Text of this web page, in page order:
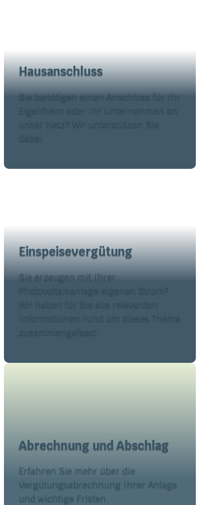
Hausanschluss
Sie benötigen einen Anschluss für Ihr
Eigenheim oder Ihr Unternehmen an
unser Netz? Wir unterstützen Sie
dabei.
Einspeisevergütung
Sie erzeugen mit Ihrer
Photovoltaikanlage eigenen Strom?
Wir haben für Sie alle relevanten
Informationen rund um dieses Thema
zusammengefasst.
Abrechnung und Abschlag
Erfahren Sie mehr über die
Vergütungsabrechnung Ihrer Anlage
und wichtige Fristen.